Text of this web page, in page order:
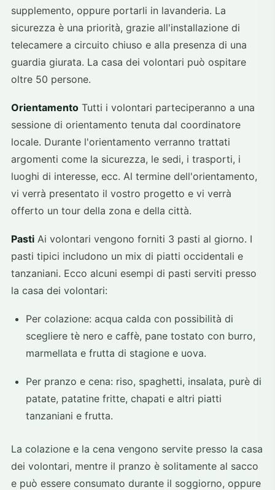
supplemento, oppure portarli in lavanderia. La
sicurezza è una priorità, grazie all'installazione di
telecamere a circuito chiuso e alla presenza di una
guardia giurata. La casa dei volontari può ospitare
oltre 50 persone.
Orientamento Tutti i volontari parteciperanno a una
sessione di orientamento tenuta dal coordinatore
locale. Durante l'orientamento verranno trattati
argomenti come la sicurezza, le sedi, i trasporti, i
luoghi di interesse, ecc. Al termine dell'orientamento,
vi verrà presentato il vostro progetto e vi verrà
offerto un tour della zona e della città.
Pasti Ai volontari vengono forniti 3 pasti al giorno. I
pasti tipici includono un mix di piatti occidentali e
tanzaniani. Ecco alcuni esempi di pasti serviti presso
la casa dei volontari:
Per colazione: acqua calda con possibilità di
scegliere tè nero e caffè, pane tostato con burro,
marmellata e frutta di stagione e uova.
Per pranzo e cena: riso, spaghetti, insalata, purè di
patate, patatine fritte, chapati e altri piatti
tanzaniani e frutta.
La colazione e la cena vengono servite presso la casa
dei volontari, mentre il pranzo è solitamente al sacco
e può essere consumato durante il soggiorno, oppure